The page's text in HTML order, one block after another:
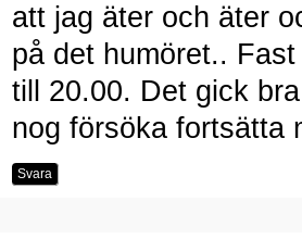
att jag äter och äter
på det humöret..
till 20.00. Det gick
nog försöka fortsätta
Svara